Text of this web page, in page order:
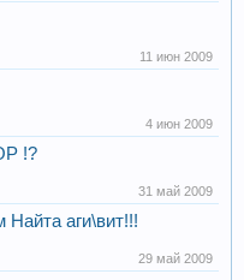
11 июн 2009
4 июн 2009
!?
31 май 2009
аги\вит!!!
29 май 2009